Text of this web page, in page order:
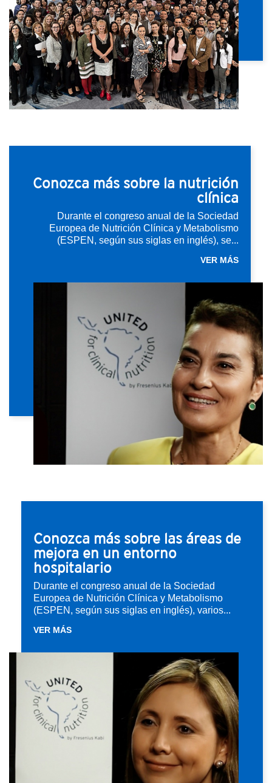
Conozca más sobre la nutrición
clínica
Durante el congreso anual de la Sociedad
Europea de Nutrición Clínica y Metabolismo
(ESPEN, según sus siglas en inglés), se...
VER MÁS
Conozca más sobre las áreas de
mejora en un entorno
hospitalario
Durante el congreso anual de la Sociedad
Europea de Nutrición Clínica y Metabolismo
(ESPEN, según sus siglas en inglés), varios...
VER MÁS